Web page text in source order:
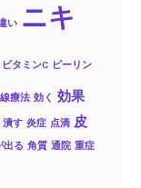
い ニキ
ビタミンC ピーリン
療法 効く 効果
潰す 炎症 点滴 皮
出る 角質 通院 重症